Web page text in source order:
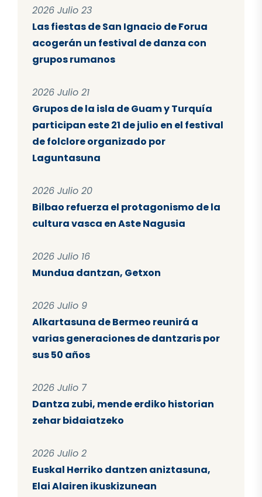
2026 Julio 23
Las fiestas de San Ignacio de Forua
acogerán un festival de danza con
grupos rumanos
2026 Julio 21
Grupos de la isla de Guam y Turquía
participan este 21 de julio en el festival
de folclore organizado por
Laguntasuna
2026 Julio 20
Bilbao refuerza el protagonismo de la
cultura vasca en Aste Nagusia
2026 Julio 16
Mundua dantzan, Getxon
2026 Julio 9
Alkartasuna de Bermeo reunirá a
varias generaciones de dantzaris por
sus 50 años
2026 Julio 7
Dantza zubi, mende erdiko historian
zehar bidaiatzeko
2026 Julio 2
Euskal Herriko dantzen aniztasuna,
Elai Alairen ikuskizunean